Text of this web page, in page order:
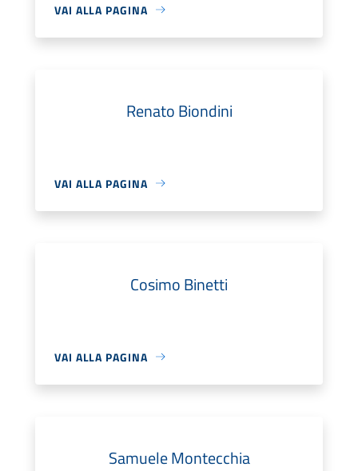
VAI ALLA PAGINA
Renato Biondini
VAI ALLA PAGINA
Cosimo Binetti
VAI ALLA PAGINA
Samuele Montecchia